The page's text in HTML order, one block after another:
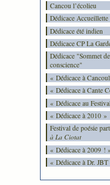
Cancou l’écolieu
Dédicace Accueillette
Dédicace été indien
Dédicace CP La
Dédicace "Sommet
conscience"
« Dédicace à
« Dédicace à Cante
« Dédicace au
« Dédicace à 2010 »
Festival de poésie
à La Ciotat
« Dédicace à 2009 ! »
« Dédicace à Dr. JBT